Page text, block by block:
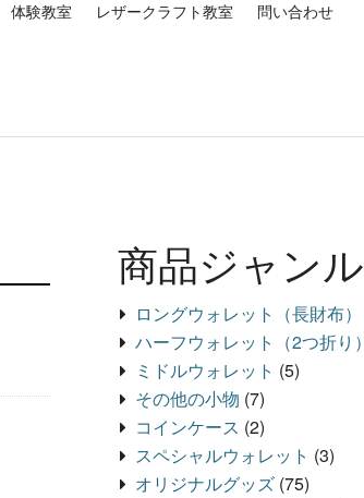
体験教室 レザークラフト教室 問い合わせ
商品ジャンル
ロングウォレット（長財布）
ハーフウォレット（2つ折り）
ミドルウォレット (5)
その他の小物 (7)
コインケース (2)
スペシャルウォレット (3)
オリジナルグッズ (75)